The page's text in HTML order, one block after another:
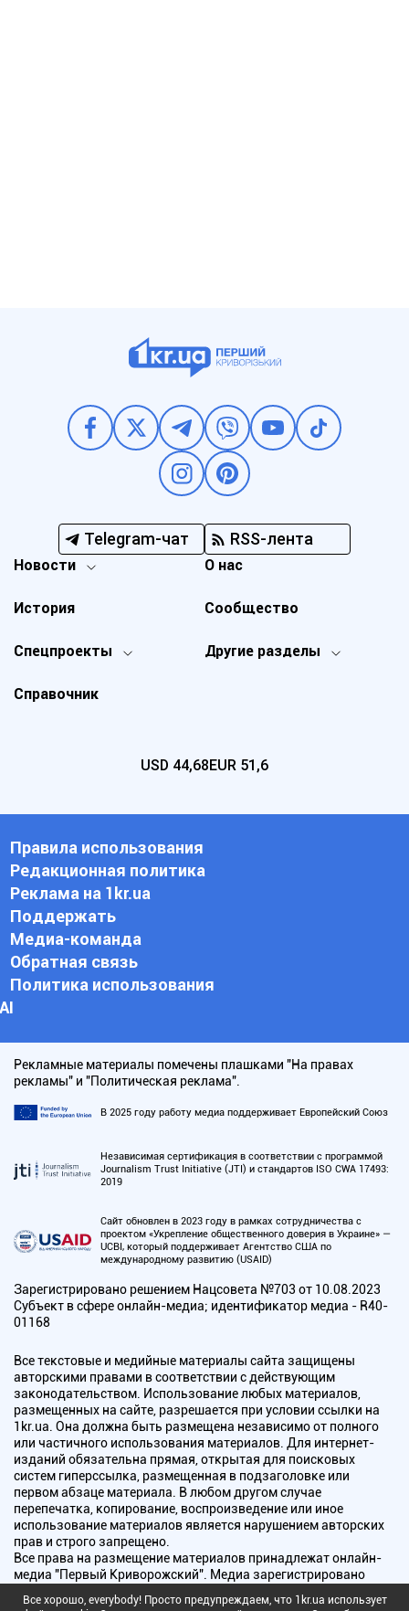
Telegram-чат RSS-лента
Новости
Спецпроекты Другие разделы
История
О нас
Справочник
Сообщество
USD 44,68EUR 51,6
Правила использования
Редакционная политика
Реклама на 1kr.ua
Поддержать
Медиа-команда
Обратная связь
Политика использования
АI
Рекламные материалы помечены плашками "На правах
рекламы" и "Политическая реклама".
В 2025 году работу медиа поддерживает Европейский Союз
Независимая сертификация в соответствии с программой
Journalism Trust Initiative (JTI) и стандартов ISO CWA 17493:
2019
Сайт обновлен в 2023 году в рамках сотрудничества с
проектом «Укрепление общественного доверия в Украине» —
UCBI, который поддерживает Агентство США по
международному развитию (USAID)
Зарегистрировано решением Нацсовета №703 от 10.08.2023
Субъект в сфере онлайн-медиа; идентификатор медиа - R40-
01168
Все текстовые и медийные материалы сайта защищены
авторскими правами в соответствии с действующим
законодательством. Использование любых материалов,
размещенных на сайте, разрешается при условии ссылки на
1kr.ua. Она должна быть размещена независимо от полного
или частичного использования материалов. Для интернет-
изданий обязательна прямая, открытая для поисковых
систем гиперссылка, размещенная в подзаголовке или
первом абзаце материала. В любом другом случае
перепечатка, копирование, воспроизведение или иное
использование материалов является нарушением авторских
прав и строго запрещено.
Все права на размещение материалов принадлежат онлайн-
медиа "Первый Криворожский". Медиа зарегистрировано
Национальным советом Украины по вопросам телевидения и
радиовещания.
Все хорошо, everybody! Просто предупреждаем, что 1kr.ua использует